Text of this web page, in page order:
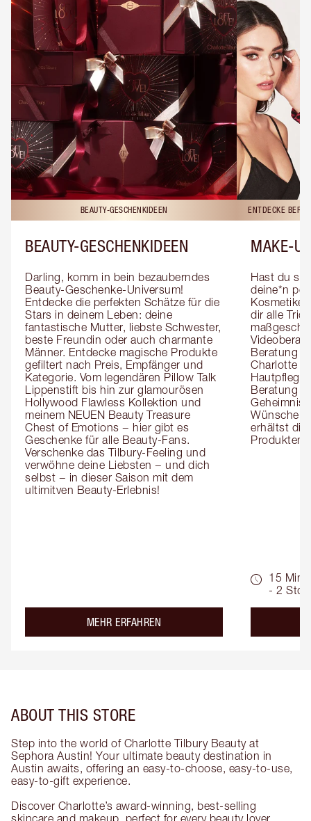
BEAUTY-GESCHENKIDEEN
BEAUTY-GESCHENKIDEEN
Darling, komm in bein bezauberndes
Beauty-Geschenke-Universum!
Entdecke die perfekten Schätze für die
Stars in deinem Leben: deine
fantastische Mutter, liebste Schwester,
beste Freundin oder auch charmante
Männer. Entdecke magische Produkte
gefiltert nach Preis, Empfänger und
Kategorie. Vom legendären Pillow Talk
Lippenstift bis hin zur glamourösen
Hollywood Flawless Kollektion und
meinem NEUEN Beauty Treasure
Chest of Emotions − hier gibt es
Geschenke für alle Beauty-Fans.
Verschenke das Tilbury-Feeling und
verwöhne deine Liebsten − und dich
selbst − in dieser Saison mit dem
ultimitven Beauty-Erlebnis!
MEHR ERFAHREN
ENTDECKE
MAKE-
Hast du
deine*n
dir alle
Beratung
Charlotte
Beratung
Wünsche
erhältst die
15 Min.
- 2 Std.
ABOUT THIS STORE
Step into the world of Charlotte Tilbury Beauty at
Sephora Austin! Your ultimate beauty destination in
Austin awaits, offering an easy-to-choose, easy-to-use,
easy-to-gift experience.
Discover Charlotte’s award-winning, best-selling